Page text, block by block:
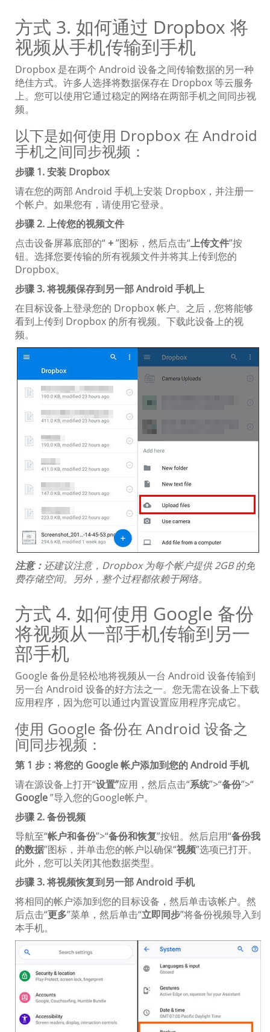
方式 3. 如何通过 Dropbox 将
视频从手机传输到手机
Dropbox 是在两个 Android 设备之间传输数据的另一种
绝佳方式。许多人选择将数据保存在 Dropbox 等云服务
上。您可以使用它通过稳定的网络在两部手机之间同步视
频。
以下是如何使用 Dropbox 在 Android
手机之间同步视频：
步骤 1. 安装 Dropbox
请在您的两部 Android 手机上安装 Dropbox，并注册一
个帐户。如果您有，请使用它登录。
步骤 2. 上传您的视频文件
点击设备屏幕底部的“+”图标，然后点击“上传文件”按
钮。选择您要传输的所有视频文件并将其上传到您的
Dropbox。
步骤 3. 将视频保存到另一部 Android 手机上
在目标设备上登录您的 Dropbox 帐户。之后，您将能够
看到上传到 Dropbox 的所有视频。下载此设备上的视
频。
注意：还建议注意，Dropbox 为每个帐户提供 2GB 的免
费存储空间。另外，整个过程都依赖于网络。
方式 4. 如何使用 Google 备份
将视频从一部手机传输到另一
部手机
Google 备份是轻松地将视频从一台 Android 设备传输到
另一台 Android 设备的好方法之一。您无需在设备上下载
应用程序，因为您可以通过内置设置应用程序完成它。
使用 Google 备份在 Android 设备之
间同步视频：
第 1 步：将您的 Google 帐户添加到您的 Android 手机
请在源设备上打开“设置”应用，然后点击“系统”>“备份”>“
Google”导入您的Google帐户。
步骤 2. 备份视频
导航至“帐户和备份”>“备份和恢复”按钮。然后启用“备份我
的数据”图标，并单击您的帐户以确保“视频”选项已打开。
此外，您可以关闭其他数据类型。
步骤 3. 将视频恢复到另一部 Android 手机
将相同的帐户添加到您的目标设备，然后单击该帐户。然
后点击“更多”菜单，然后单击“立即同步”将备份视频导入到
本手机。